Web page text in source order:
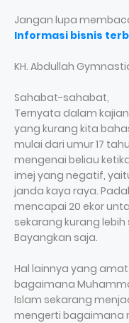
Jangan lupa
Informasi bisnis
KH. Abdullah
Sahabat-sahabat,
Ternyata dalam
yang kurang kita
mulai dari umur 17
mengenai beliau
imej yang negatif,
janda kaya raya.
mencapai 20 ekor
sekarang kurang
Bayangkan saja.
Hal lainnya yang
bagaimana
Islam sekarang
mengerti bagaimana